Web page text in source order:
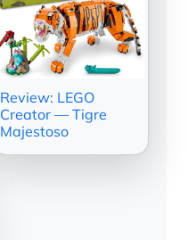
Review: LEGO
Creator — Tigre
Majestoso